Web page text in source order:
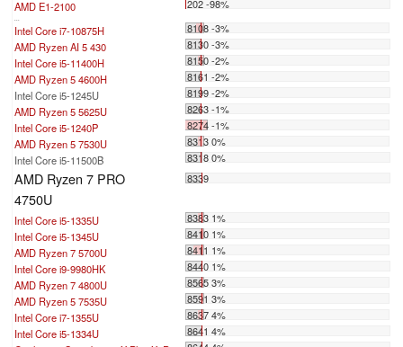
AMD E1-2100 202 -98%
...
Intel Core i7-10875H
8108 -3%
AMD Ryzen AI 5 430
8130 -3%
Intel Core i5-11400H
8150 -2%
AMD Ryzen 5 4600H
8161 -2%
Intel Core i5-1245U
8199 -2%
AMD Ryzen 5 5625U
8263 -1%
Intel Core i5-1240P
8274 -1%
AMD Ryzen 5 7530U
8313 0%
Intel Core i5-11500B
8318 0%
AMD Ryzen 7 PRO
4750U
8339
Intel Core i5-1335U
8383 1%
Intel Core i5-1345U
8410 1%
AMD Ryzen 7 5700U
8411 1%
Intel Core i9-9980HK
8440 1%
AMD Ryzen 7 4800U
8565 3%
AMD Ryzen 5 7535U
8591 3%
Intel Core i7-1355U
8637 4%
Intel Core i5-1334U
8641 4%